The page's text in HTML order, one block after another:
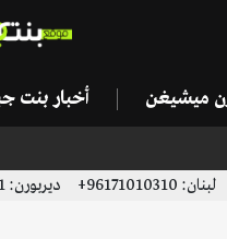
ميشيغن أخبار بنت
لبنان: 96171010310+ ديربورن: 13137751171+ | 13136996923+